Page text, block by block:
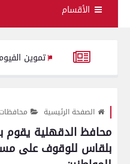
الأقسام
تموين الفيوم: ضبط سيارة محملة بـ 260 كيلو لحوم
الصفحة الرئيسية
محافظ الدقهلية يقوم
بلقاس للوقوف على